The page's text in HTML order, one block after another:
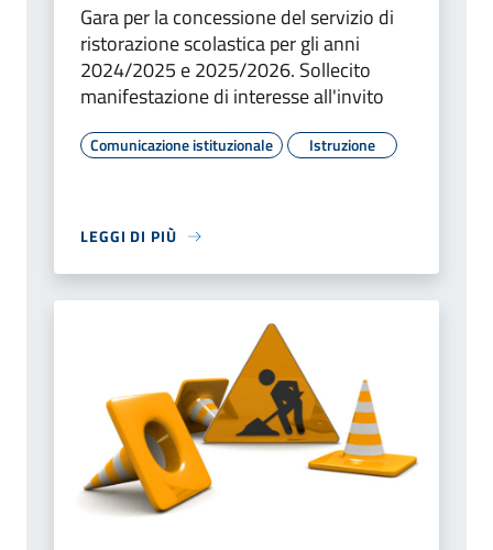
Gara per la concessione del servizio di
ristorazione scolastica per gli anni
2024/2025 e 2025/2026. Sollecito
manifestazione di interesse all'invito
Comunicazione istituzionale Istruzione
LEGGI DI PIÙ